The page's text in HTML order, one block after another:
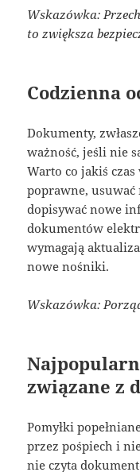
Wskazówka:
to zwiększa
Codzienna
Dokumenty,
ważność, jeśli nie
Warto co jakiś
poprawne, usuwać
dopisywać nowe
dokumentów
wymagają
nowe nośniki.
Wskazówka:
związane z
Pomyłki
przez pośpiech i
nie czyta